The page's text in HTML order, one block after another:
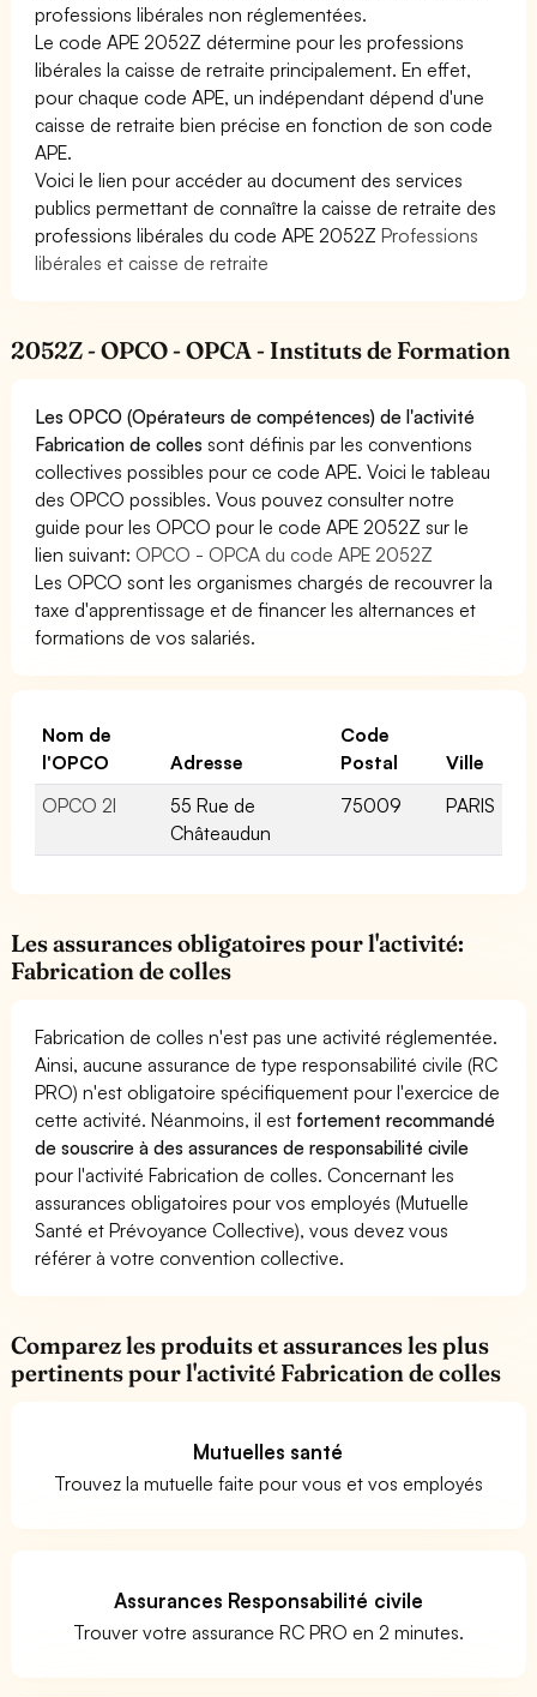
professions libérales non réglementées.
Le code APE 2052Z détermine pour les professions
libérales la caisse de retraite principalement. En effet,
pour chaque code APE, un indépendant dépend d'une
caisse de retraite bien précise en fonction de son code
APE.
Voici le lien pour accéder au document des services
publics permettant de connaître la caisse de retraite des
professions libérales du code APE 2052ZProfessions
libérales et caisse de retraite
2052Z - OPCO - OPCA - Instituts de Formation
Les OPCO (Opérateurs de compétences) de l'activité
Fabrication de colles sont définis par les conventions
collectives possibles pour ce code APE. Voici le tableau
des OPCO possibles. Vous pouvez consulter notre
guide pour les OPCO pour le code APE 2052Z sur le
lien suivant: OPCO - OPCA du code APE 2052Z
Les OPCO sont les organismes chargés de recouvrer la
taxe d'apprentissage et de financer les alternances et
formations de vos salariés.
Nom de
l'OPCO
Adresse
Code
Postal
Ville
OPCO 2I
55 Rue de
Châteaudun
75009 PARIS
Les assurances obligatoires pour l'activité:
Fabrication de colles
Fabrication de colles n'est pas une activité réglementée.
Ainsi, aucune assurance de type responsabilité civile (RC
PRO) n'est obligatoire spécifiquement pour l'exercice de
cette activité. Néanmoins, il est fortement recommandé
de souscrire à des assurances de responsabilité civile
pour l'activité Fabrication de colles. Concernant les
assurances obligatoires pour vos employés (Mutuelle
Santé et Prévoyance Collective), vous devez vous
référer à votre convention collective.
Comparez les produits et assurances les plus
pertinents pour l'activité Fabrication de colles
Mutuelles santé
Trouvez la mutuelle faite pour vous et vos employés
Assurances Responsabilité civile
Trouver votre assurance RC PRO en 2 minutes.